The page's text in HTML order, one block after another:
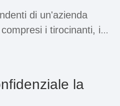
di un'azienda
i tirocinanti, i
assunti a tempo
la